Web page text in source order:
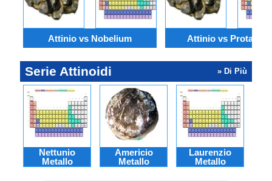
Attinio vs Nobelium Attinio vs
Serie Attinoidi » Di Più
Nettunio
Metallo
Americio
Metallo
Laurenzio
Metallo